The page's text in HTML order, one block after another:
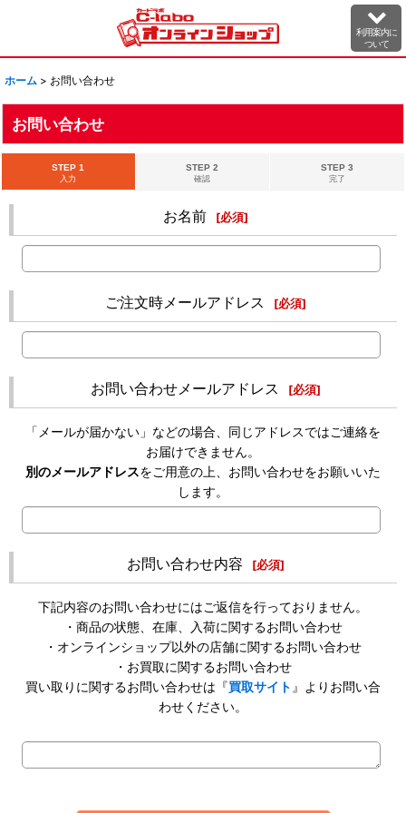
利用案内に
ついて
ホーム > お問い合わせ
お問い合わせ
STEP 1
入力
STEP 2
確認
STEP 3
完了
お名前 [必須]
ご注文時メールアドレス [必須]
お問い合わせメールアドレス [必須]
「メールが届かない」などの場合、同じアドレスではご連絡を
お届けできません。
別のメールアドレスをご用意の上、お問い合わせをお願いいた
します。
お問い合わせ内容 [必須]
下記内容のお問い合わせにはご返信を行っておりません。
・商品の状態、在庫、入荷に関するお問い合わせ
・オンラインショップ以外の店舗に関するお問い合わせ
・お買取に関するお問い合わせ
買い取りに関するお問い合わせは『買取サイト 』よりお問い合
わせください。